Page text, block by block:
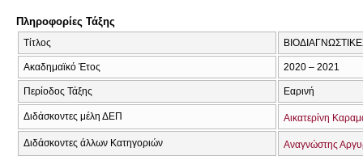
Πληροφορίες Τάξης
Τίτλος
Ακαδημαϊκό Έτος 2020 – 2021
Περίοδος Τάξης Εαρινή
Διδάσκοντες μέλη ΔΕΠ Αικατερίνη
Διδάσκοντες άλλων Κατηγοριών Αναγνώστης